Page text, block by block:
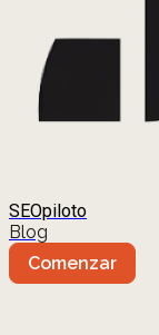
SEOpiloto
Blog
Comenzar